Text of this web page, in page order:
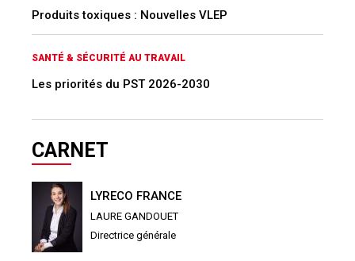
Produits toxiques : Nouvelles VLEP
SANTÉ & SÉCURITÉ AU TRAVAIL
Les priorités du PST 2026-2030
CARNET
LYRECO FRANCE
LAURE GANDOUET
Directrice générale